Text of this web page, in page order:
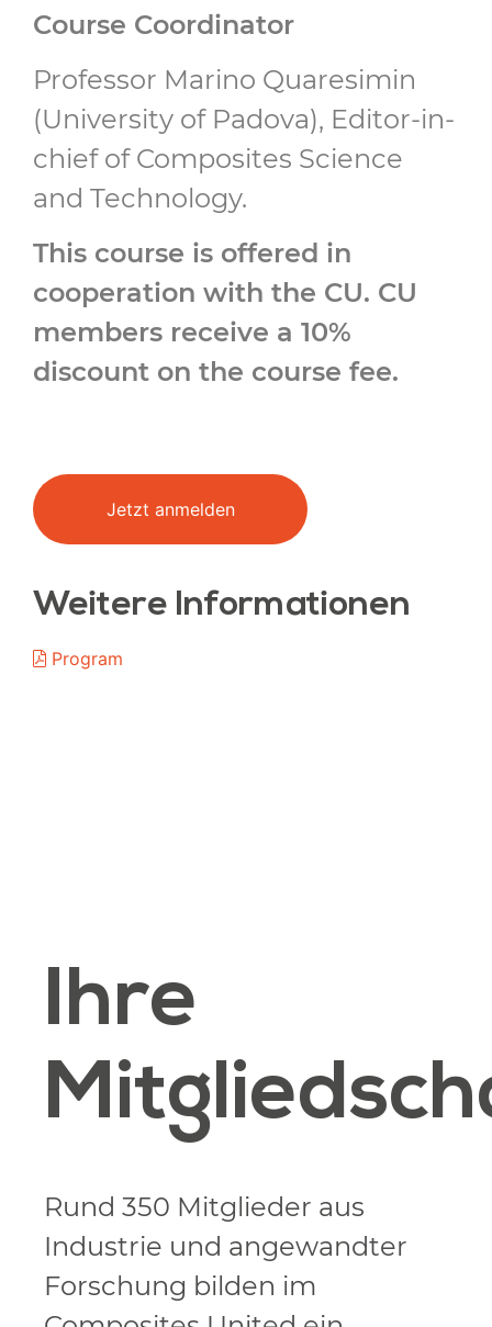
Course Coordinator
Professor Marino Quaresimin
(University of Padova), Editor-in-
chief of Composites Science
and Technology.
This course is offered in
cooperation with the CU. CU
members receive a 10%
discount on the course fee.
Jetzt anmelden
Weitere Informationen
Program
Ihre
Rund 350 Mitglieder aus
Industrie und angewandter
Forschung bilden im